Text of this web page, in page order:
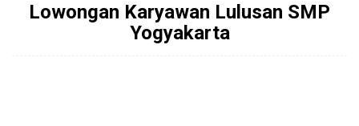
Lowongan Karyawan Lulusan SMP
Yogyakarta